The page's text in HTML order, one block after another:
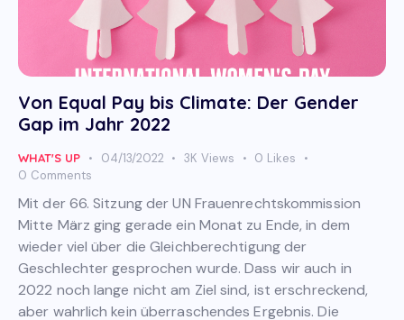
Von Equal Pay bis Climate: Der Gender
Gap im Jahr 2022
WHAT'S UP 04/13/2022 3K Views 0 Likes
0 Comments
Mit der 66. Sitzung der UN Frauenrechtskommission
Mitte März ging gerade ein Monat zu Ende, in dem
wieder viel über die Gleichberechtigung der
Geschlechter gesprochen wurde. Dass wir auch in
2022 noch lange nicht am Ziel sind, ist erschreckend,
aber wahrlich kein überraschendes Ergebnis. Die